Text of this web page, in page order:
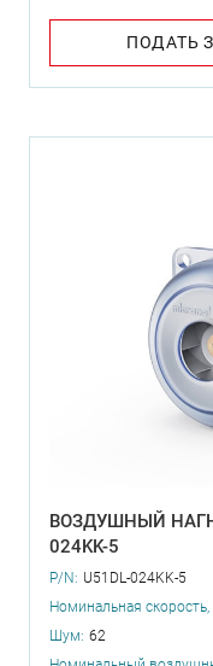
ПОДАТЬ
ВОЗДУШНЫЙ
024KK-5
P/N: U51DL-024KK-5
Номинальная
Шум: 62